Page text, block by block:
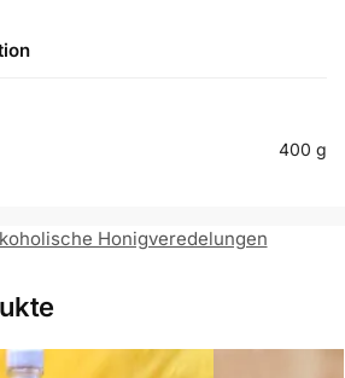
400 g
Honigveredelungen